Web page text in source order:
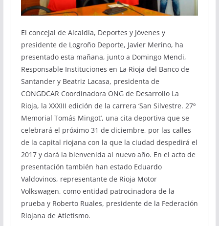
El concejal de Alcaldía, Deportes y Jóvenes y
presidente de Logroño Deporte, Javier Merino, ha
presentado esta mañana, junto a Domingo Mendi,
Responsable Instituciones en La Rioja del Banco de
Santander y Beatriz Lacasa, presidenta de
CONGDCAR Coordinadora ONG de Desarrollo La
Rioja, la XXXIII edición de la carrera ‘San Silvestre. 27º
Memorial Tomás Mingot’, una cita deportiva que se
celebrará el próximo 31 de diciembre, por las calles
de la capital riojana con la que la ciudad despedirá el
2017 y dará la bienvenida al nuevo año. En el acto de
presentación también han estado Eduardo
Valdovinos, representante de Rioja Motor
Volkswagen, como entidad patrocinadora de la
prueba y Roberto Ruales, presidente de la Federación
Riojana de Atletismo.